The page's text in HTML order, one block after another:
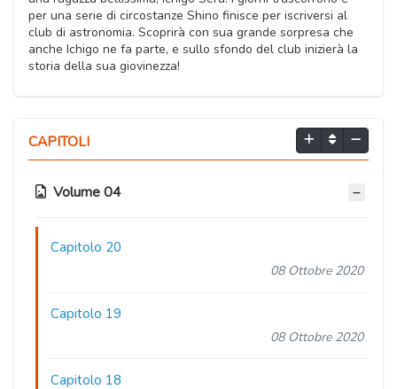
per una serie di circostanze Shino finisce per iscriversi al
club di astronomia. Scoprirà con sua grande sorpresa che
anche Ichigo ne fa parte, e sullo sfondo del club inizierà la
storia della sua giovinezza!
CAPITOLI
Volume 04
Capitolo 20
08 Ottobre 2020
Capitolo 19
08 Ottobre 2020
Capitolo 18